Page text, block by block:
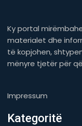
Ky portal
materialet dhe
të kopjohen,
mënyre tjetër për
Impressum
Kategoritë